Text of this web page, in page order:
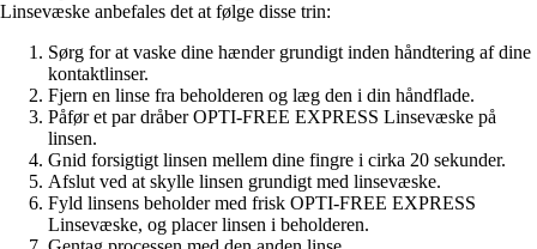
Linsevæske anbefales det at følge disse trin:
Sørg for at vaske dine hænder grundigt inden håndtering af dine
kontaktlinser.
Fjern en linse fra beholderen og læg den i din håndflade.
Påfør et par dråber OPTI-FREE EXPRESS Linsevæske på
linsen.
Gnid forsigtigt linsen mellem dine fingre i cirka 20 sekunder.
Afslut ved at skylle linsen grundigt med linsevæske.
Fyld linsens beholder med frisk OPTI-FREE EXPRESS
Linsevæske, og placer linsen i beholderen.